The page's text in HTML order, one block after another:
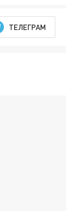
ТЕЛЕГРАМ